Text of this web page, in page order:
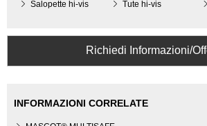
Salopette hi-vis
Tute hi-vis
Richiedi Informazioni/
INFORMAZIONI CORRELATE